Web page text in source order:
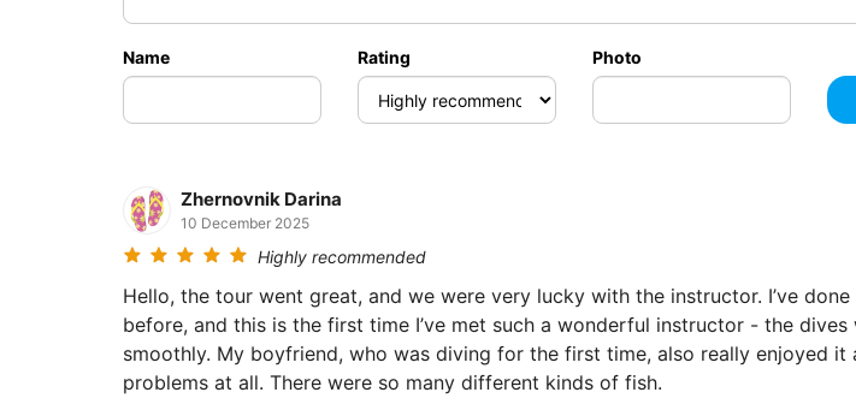
Name Rating Photo
Zhernovnik Darina
10 December 2025
Highly recommended
Hello, the tour went great, and we were very lucky with the instructor. I’ve done
before, and this is the first time I’ve met such a wonderful instructor - the
smoothly. My boyfriend, who was diving for the first time, also really enjoyed it
problems at all. There were so many different kinds of fish.